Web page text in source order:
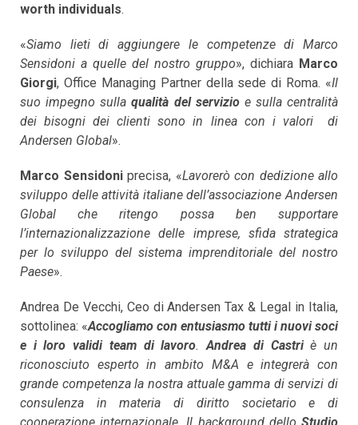
worth individuals.
«Siamo lieti di aggiungere le competenze di Marco
Sensidoni a quelle del nostro gruppo», dichiara Marco
Giorgi, Office Managing Partner della sede di Roma. «Il
suo impegno sulla qualità del servizio e sulla centralità
dei bisogni dei clienti sono in linea con i valori di
Andersen Global».
Marco Sensidoniprecisa, «Lavorerò con dedizione allo
sviluppo delle attività italiane dell’associazione Andersen
Global che ritengo possa ben supportare
l’internazionalizzazione delle imprese, sfida strategica
per lo sviluppo del sistema imprenditoriale del nostro
Paese».
Andrea De Vecchi, Ceo di Andersen Tax & Legal in Italia,
sottolinea: «Accogliamo con entusiasmo tutti i nuovi soci
e i loro validi team di lavoro.Andrea di Castriè un
riconosciuto esperto in ambito M&A e integrerà con
grande competenza la nostra attuale gamma di servizi di
consulenza in materia di diritto societario e di